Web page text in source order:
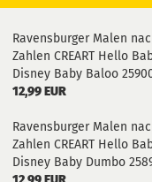
Ravensburger Malen
Zahlen CREART Hello
Disney Baby Baloo
12,99 EUR
Ravensburger Malen
Zahlen CREART Hello
Disney Baby Dumbo